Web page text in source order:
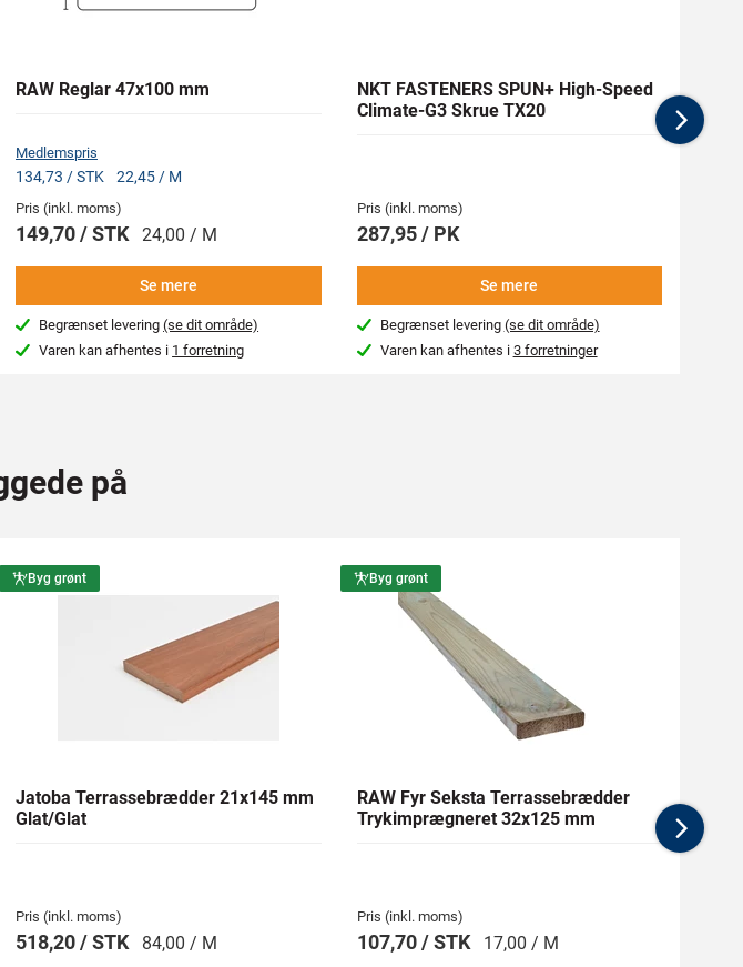
RAW Reglar 47x100 mm
Medlemspris
134,73 / STK 22,45 / M
Pris (inkl. moms)
149,70 / STK 24,00 / M
Se mere
Begrænset levering(se dit område)
Varen kan afhentes i 1 forretning
NKT FASTENERS SPUN+ High-Speed
Climate-G3 Skrue TX20
Pris (inkl. moms)
287,95 / PK
Se mere
Begrænset levering (se dit område)
Varen kan afhentes i 3 forretninger
på
Byg grønt
Jatoba Terrassebrædder 21x145 mm
Glat/Glat
Pris (inkl. moms)
518,20 / STK 84,00 / M
Byg grønt
RAW Fyr Seksta Terrassebrædder
Trykimprægneret 32x125 mm
Pris (inkl. moms)
107,70 / STK 17,00 / M
mm